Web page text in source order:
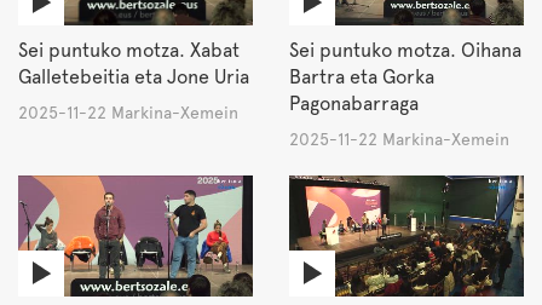
Sei puntuko motza. Xabat
Galletebeitia eta Jone Uria
2025-11-22 Markina-Xemein
Sei puntuko motza. Oihana
Bartra eta Gorka
Pagonabarraga
2025-11-22 Markina-Xemein